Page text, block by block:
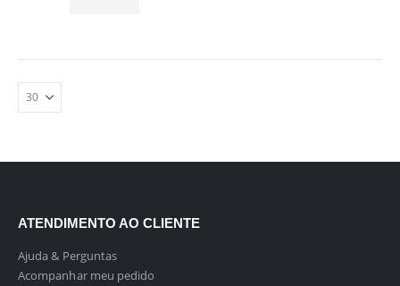
ATENDIMENTO AO CLIENTE
Ajuda & Perguntas
Acompanhar meu pedido